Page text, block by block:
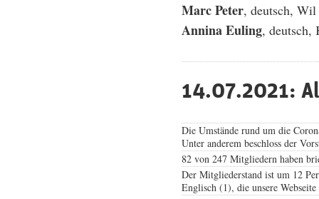
Marc Peter, deutsch, Wil
Annina Euling, deutsch,
14.07.2021:
Die Umstände rund um die
Unter anderem beschloss der
82 von 247 Mitgliedern haben
Der Mitgliederstand ist um 12
Englisch (1), die unsere